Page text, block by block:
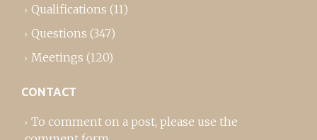
Qualifications (11)
Questions (347)
Meetings (120)
CONTACT
To comment on a post, please use the